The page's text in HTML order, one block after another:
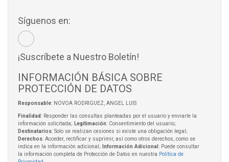
Síguenos en:
¡Suscríbete a Nuestro Boletín!
INFORMACIÓN BÁSICA SOBRE
PROTECCIÓN DE DATOS
Responsable: NOVOA RODRIGUEZ, ANGEL LUIS
Finalidad: Responder las consultas planteadas por el usuario y enviarle la
información solicitada; Legitimación: Consentimiento del usuario;
Destinatarios: Solo se realizan cesiones si existe una obligación legal;
Derechos: Acceder, rectificar y suprimir, así como otros derechos, como se
indica en la información adicional;
Información Adicional : Puede consultar
la información completa de Protección de Datos en nuestra Política de